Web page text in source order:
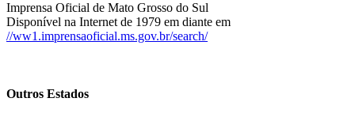
Imprensa Oficial de Mato Grosso do Sul
Disponível na Internet de 1979 em diante em
//ww1.imprensaoficial.ms.gov.br/search/
Outros Estados